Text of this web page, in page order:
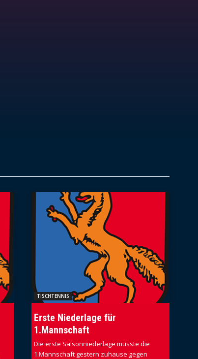
TISCHTENNIS
Erste Niederlage für
1.Mannschaft
Die erste Saisonniederlage musste die
1.Mannschaft gestern zuhause gegen